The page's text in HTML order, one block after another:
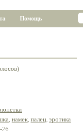
Помощь
, намек, палец, эротика
26